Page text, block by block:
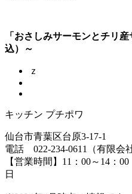
「おさしみサーモンとチリ
込）～
ｚ
キッチン プチポワ
仙台市青葉区台原3-17-1
電話 022-234-0611（有限
【営業時間】11：00～14：
日